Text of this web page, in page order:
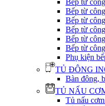
Bếp từ
Bếp từ
Bếp từ
Bếp từ
Bếp từ
Bếp từ
Phụ kiện
TỦ ĐÔNG
Bàn đông,
TỦ NẤU
Tủ nấu